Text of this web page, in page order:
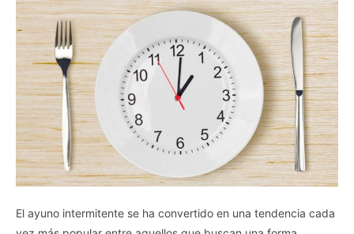
El ayuno intermitente se ha convertido en una tendencia cada